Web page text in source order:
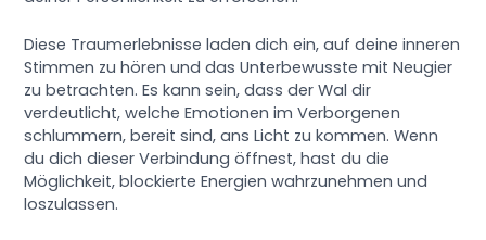
Diese Traumerlebnisse laden dich ein, auf deine inneren
Stimmen zu hören und das Unterbewusste mit Neugier
zu betrachten. Es kann sein, dass der Wal dir
verdeutlicht, welche Emotionen im Verborgenen
schlummern, bereit sind, ans Licht zu kommen. Wenn
du dich dieser Verbindung öffnest, hast du die
Möglichkeit, blockierte Energien wahrzunehmen und
loszulassen.